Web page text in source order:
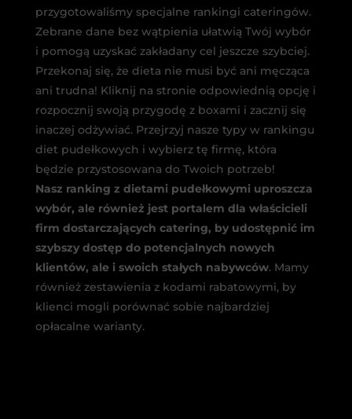
przygotowaliśmy specjalne rankingi cateringów.
Zebrane dane bez wątpienia ułatwią Twój wybór
i pomogą uzyskać zakładany cel jeszcze szybciej.
Przekonaj się, że dieta nie musi być ani męcząca
ani trudna! Kliknij na stronie odpowiednią opcję i
rozpocznij swoją przygodę z boxami i zacznij się
inaczej odżywiać. Przejrzyj nasze typy w rankingu
diet pudełkowych i wybierz tę firmę, która
będzie przystosowana do Twoich potrzeb!
Nasz ranking z dietami pudełkowymi uproszcza
wybór, ale również jest portalem dla właścicieli
firm dostarczających catering, by udostępnić im
szybszy dostęp do potencjalnych nowych
klientów, ale i swoich stałych nabywców. Mamy
również zestawienia z kodami rabatowymi, by
klienci mogli porównać sobie najbardziej
opłacalne warianty.